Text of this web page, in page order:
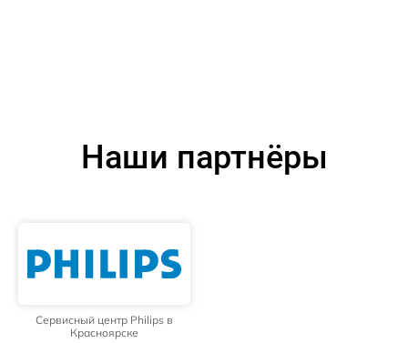
Наши партнёры
Сервисный центр Philips в
Красноярске